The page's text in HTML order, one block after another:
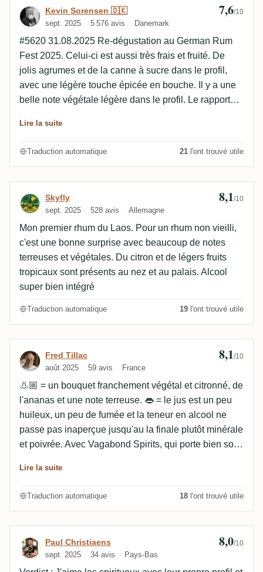
Avis de Kevin Sorensen 🇩🇰
Kevin Sorensen 🇩🇰
sept. 2025 5 576 avis Danemark
7,6/10
#5620 31.08.2025 Re-dégustation au German Rum
Fest 2025. Celui-ci est aussi très frais et fruité. De
jolis agrumes et de la canne à sucre dans le profil,
avec une légère touche épicée en bouche. Il y a une
belle note végétale légère dans le profil. Le rapport
Lire la suite
Traduction automatique 21 l'ont trouvé utile
Avis de Skyfly
Skyfly
sept. 2025 528 avis Allemagne
8,1/10
Mon premier rhum du Laos. Pour un rhum non vieilli,
c'est une bonne surprise avec beaucoup de notes
terreuses et végétales. Du citron et de légers fruits
tropicaux sont présents au nez et au palais. Alcool
super bien intégré
Traduction automatique 19 l'ont trouvé utile
Avis de Fred Tillac
Fred Tillac
août 2025 59 avis France
8,1/10
👃🏼 = un bouquet franchement végétal et citronné, de
l'ananas et une note terreuse. 👄 = le jus est un peu
huileux, un peu de fumée et la teneur en alcool ne
passe pas inaperçue jusqu'au la finale plutôt minérale
et poivrée. Avec Vagabond Spirits, qui porte bien son
un rhum blanc qu'il vaut mieux ne pas boire nature 😋
Lire la suite
Traduction automatique 18 l'ont trouvé utile
Avis de Paul Christiaens
Paul Christiaens
sept. 2025 34 avis Pays-Bas
8,0/10